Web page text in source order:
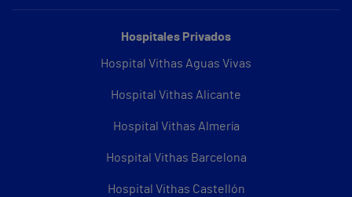
Hospitales Privados
Hospital Vithas Aguas Vivas
Hospital Vithas Alicante
Hospital Vithas Almería
Hospital Vithas Barcelona
Hospital Vithas Castellón